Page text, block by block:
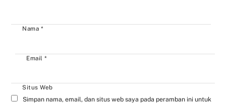
Nama *
Email*
Situs Web
Simpan nama, email, dan situs web saya pada peramban ini untuk